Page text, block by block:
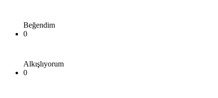
Beğendim
0
Alkışlıyorum
0